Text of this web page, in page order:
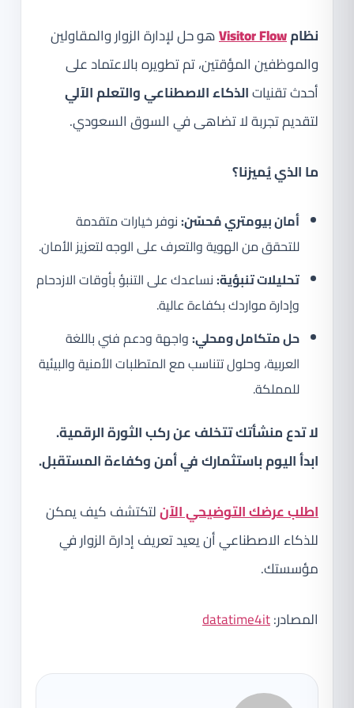
نظامVisitor Flowهو حل لإدارة الزوار والمقاولين
والموظفين المؤقتين، تم تطويره بالاعتماد على
أحدث تقنياتالذكاء الاصطناعي والتعلم الآلي
لتقديم تجربة لا تضاهى في السوق السعودي.
ما الذي يُميزنا؟
أمان بيومتري مُحسّن:نوفر خيارات متقدمة
للتحقق من الهوية والتعرف على الوجه لتعزيز الأمان.
تحليلات تنبؤية:نساعدك على التنبؤ بأوقات الازدحام
وإدارة مواردك بكفاءة عالية.
حل متكامل ومحلي:واجهة ودعم فني باللغة
العربية، وحلول تتناسب مع المتطلبات الأمنية والبيئية
للمملكة.
لا تدع منشأتك تتخلف عن ركب الثورة الرقمية.
ابدأ اليوم باستثمارك في أمن وكفاءة المستقبل.
اطلب عرضك التوضيحي الآنلتكتشف كيف يمكن
للذكاء الاصطناعي أن يعيد تعريف إدارة الزوار في
مؤسستك.
المصادر:datatime4it